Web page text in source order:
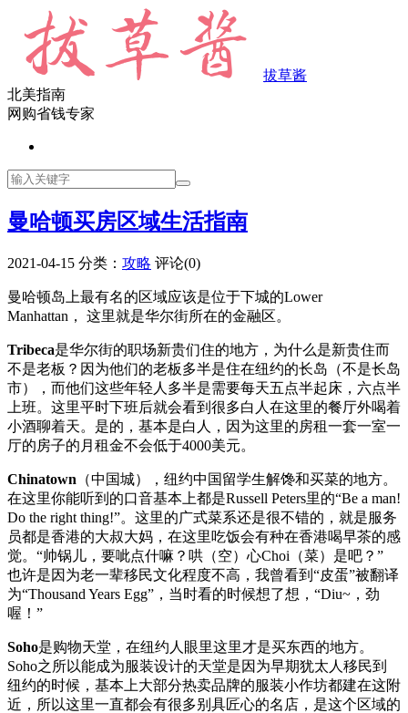
拔草酱
北美指南
网购省钱专家
曼哈顿买房区域生活指南
2021-04-15 分类： 攻略 评论(0)
曼哈顿岛上最有名的区域应该是位于下城的Lower
Manhattan， 这里就是华尔街所在的金融区。
Tribeca是华尔街的职场新贵们住的地方，为什么是新贵住而
不是老板？因为他们的老板多半是住在纽约的长岛（不是长岛
市），而他们这些年轻人多半是需要每天五点半起床，六点半
上班。这里平时下班后就会看到很多白人在这里的餐厅外喝着
小酒聊着天。是的，基本是白人，因为这里的房租一套一室一
厅的房子的月租金不会低于4000美元。
Chinatown （中国城），纽约中国留学生解馋和买菜的地方。
在这里你能听到的口音基本上都是Russell Peters里的“Be a man!
Do the right thing!”。这里的广式菜系还是很不错的，就是服务
员都是香港的大叔大妈，在这里吃饭会有种在香港喝早茶的感
觉。“帅锅儿，要呲点什嘛？哄（空）心Choi（菜）是吧？”
也许是因为老一辈移民文化程度不高，我曾看到“皮蛋”被翻译
为“Thousand Years Egg”，当时看的时候想了想，“Diu~，劲
喔！”
Soho是购物天堂，在纽约人眼里这里才是买东西的地方。
Soho之所以能成为服装设计的天堂是因为早期犹太人移民到
纽约的时候，基本上大部分热卖品牌的服装小作坊都建在这附
近，所以这里一直都会有很多别具匠心的名店，是这个区域的